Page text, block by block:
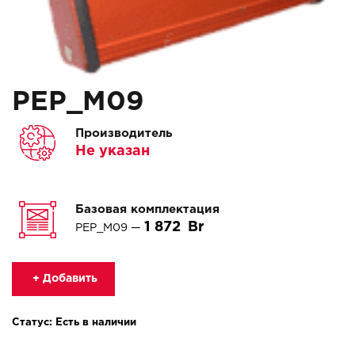
PEP_M09
Производитель
Не указан
Базовая комплектация
PEP_M09 — 1 872
+ Добавить
Статус: Есть в наличии